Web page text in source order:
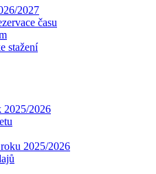
2027
času
stažení
2025/2026
2025/2026